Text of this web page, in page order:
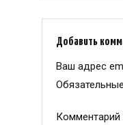
Добавить
Ваш адрес
Комментарий